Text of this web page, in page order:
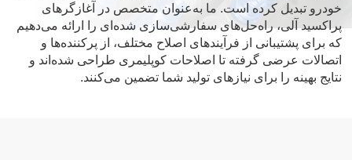
خودرو تبدیل کرده است. ما به‌عنوان متخصص در آغازگرهای
پراکسید آلی، راه‌حل‌های سفارشی‌سازی شده‌ای را ارائه می‌دهیم
که برای پشتیبانی از فرآیندهای اصلاح مختلف، از پرکننده‌ها و
اتصالات عرضی گرفته تا اصلاحات کوپلیمری طراحی شده‌اند و
نتایج بهینه را برای نیازهای تولید شما تضمین می‌کنند.